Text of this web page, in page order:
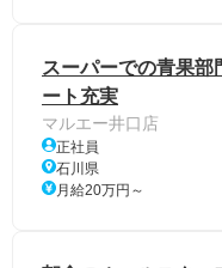
スーパーでの青果部
ート充実
マルエー井口店
正社員
石川県
月給20万円～